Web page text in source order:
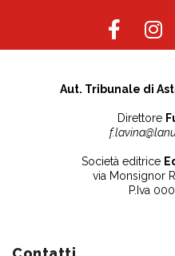
Aut. Tribunale di
Direttore
Società editrice
via Monsignor
P.Iva